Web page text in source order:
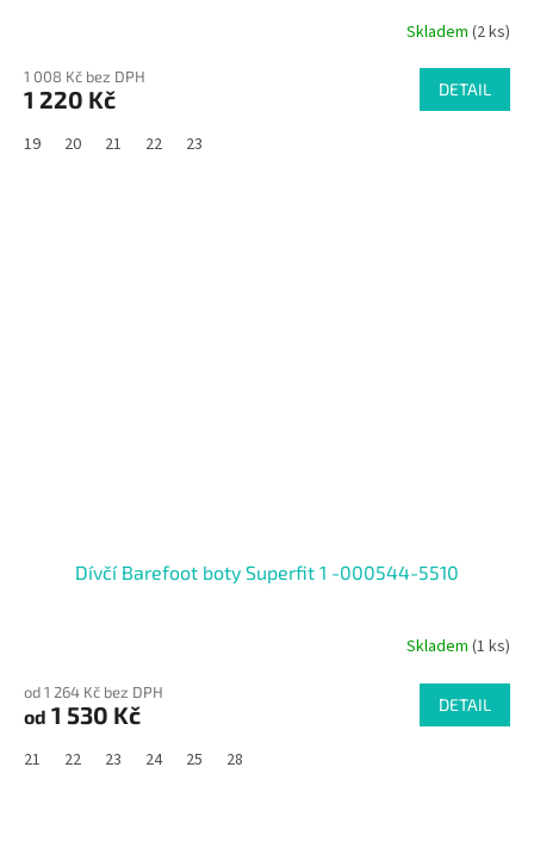
Skladem (2 ks)
1 008 Kč bez DPH
1 220 Kč DETAIL
19 20 21 22 23
Dívčí Barefoot boty Superfit 1 -000544-5510
Skladem (1 ks)
od 1 264 Kč bez DPH
od 1 530 Kč DETAIL
21 22 23 24 25 28